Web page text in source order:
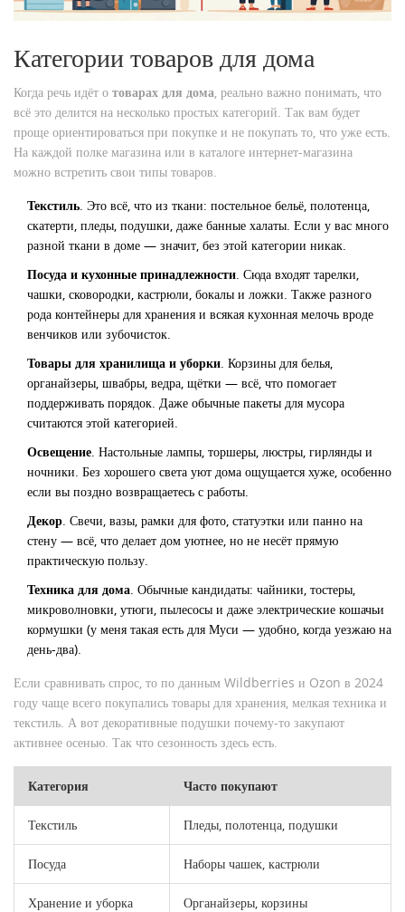
Категории товаров для дома
Когда речь идёт о товарах для дома, реально важно понимать, что
всё это делится на несколько простых категорий. Так вам будет
проще ориентироваться при покупке и не покупать то, что уже есть.
На каждой полке магазина или в каталоге интернет-магазина
можно встретить свои типы товаров.
Текстиль. Это всё, что из ткани: постельное бельё, полотенца,
скатерти, пледы, подушки, даже банные халаты. Если у вас много
разной ткани в доме — значит, без этой категории никак.
Посуда и кухонные принадлежности. Сюда входят тарелки,
чашки, сковородки, кастрюли, бокалы и ложки. Также разного
рода контейнеры для хранения и всякая кухонная мелочь вроде
венчиков или зубочисток.
Товары для хранилища и уборки. Корзины для белья,
органайзеры, швабры, ведра, щётки — всё, что помогает
поддерживать порядок. Даже обычные пакеты для мусора
считаются этой категорией.
Освещение. Настольные лампы, торшеры, люстры, гирлянды и
ночники. Без хорошего света уют дома ощущается хуже, особенно
если вы поздно возвращаетесь с работы.
Декор. Свечи, вазы, рамки для фото, статуэтки или панно на
стену — всё, что делает дом уютнее, но не несёт прямую
практическую пользу.
Техника для дома. Обычные кандидаты: чайники, тостеры,
микроволновки, утюги, пылесосы и даже электрические кошачьи
кормушки (у меня такая есть для Муси — удобно, когда уезжаю на
день-два).
Если сравнивать спрос, то по данным Wildberries и Ozon в 2024
году чаще всего покупались товары для хранения, мелкая техника и
текстиль. А вот декоративные подушки почему-то закупают
активнее осенью. Так что сезонность здесь есть.
Категория Часто покупают
Текстиль Пледы, полотенца, подушки
Посуда Наборы чашек, кастрюли
Хранение и уборка Органайзеры, корзины